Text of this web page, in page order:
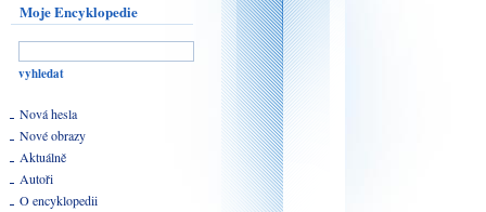
Moje Encyklopedie
Nová hesla
Nové obrazy
Aktuálně
Autoři
O encyklopedii